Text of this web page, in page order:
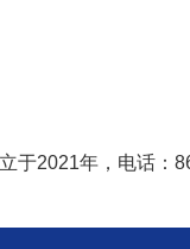
于2021年，电话：